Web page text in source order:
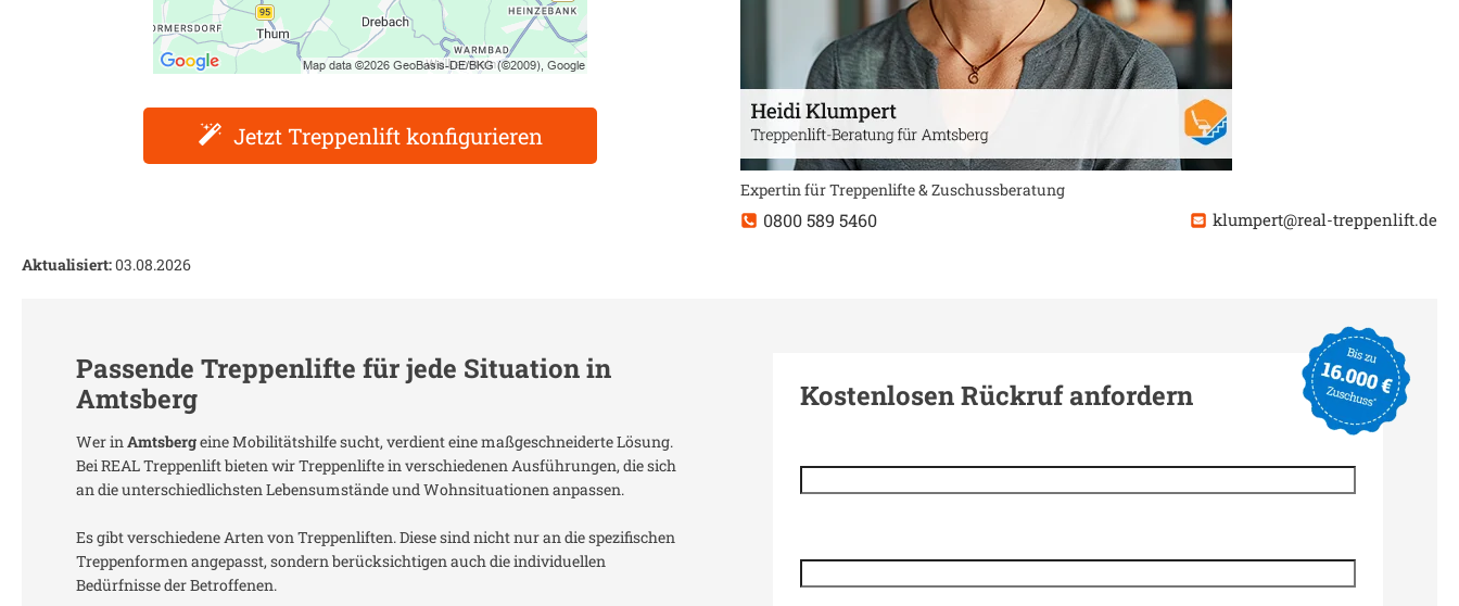
Jetzt Treppenlift konfigurieren
Expertin für Treppenlifte & Zuschussberatung
0800 589 5460 klumpert@real-treppenlift.de
Aktualisiert:03.08.2026
Passende Treppenlifte für jede Situation in
Amtsberg
Wer in Amtsbergeine Mobilitätshilfe sucht, verdient eine maßgeschneiderte Lösung.
Bei REAL Treppenlift bieten wir Treppenlifte in verschiedenen Ausführungen, die sich
an die unterschiedlichsten Lebensumstände und Wohnsituationen anpassen.
Es gibt verschiedene Arten von Treppenliften. Diese sind nicht nur an die spezifischen
Treppenformen angepasst, sondern berücksichtigen auch die individuellen
Bedürfnisse der Betroffenen.
Kostenlosen Rückruf anfordern